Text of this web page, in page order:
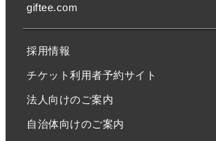
giftee.com
採用情報
チケット利用者予約サイト
法人向けのご案内
自治体向けのご案内